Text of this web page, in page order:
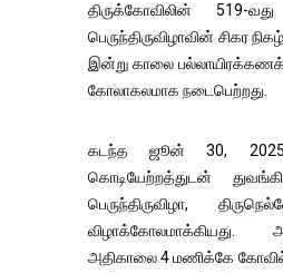
திருக்கோவிலின் 519-
பெருந்திருவிழாவின் சிகர
இன்று காலை
கோலாகலமாக நடைபெற்றது.
கடந்த ஜூன் 30,
கொடியேற்றத்துடன்
பெருந்திருவிழா,
அதிகாலை 4 மணிக்கே கோவில்